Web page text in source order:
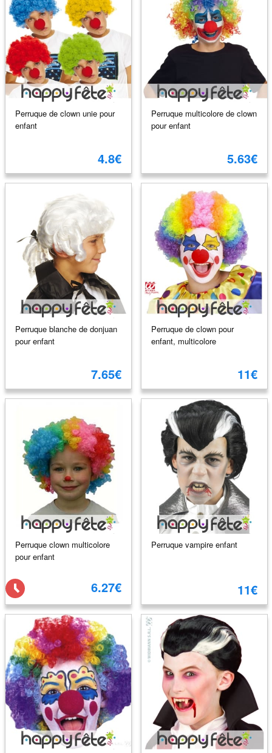
Perruque de clown unie pour
enfant
4.8€
Perruque multicolore de clown
pour enfant
5.63€
Perruque blanche de donjuan
pour enfant
7.65€
Perruque de clown pour
enfant, multicolore
11€
Perruque clown multicolore
pour enfant
6.27€
Perruque vampire enfant
11€